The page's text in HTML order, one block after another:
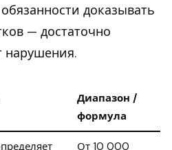
доказывать
— достаточно
нарушения.
Диапазон /
формула
От 10 000